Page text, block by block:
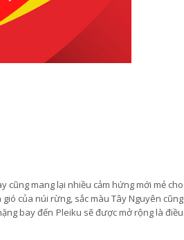
cũng mang lại nhiều cảm hứng mới mẻ cho
của núi rừng, sắc màu Tây Nguyên cũng
bay đến Pleiku sẽ được mở rộng là điều